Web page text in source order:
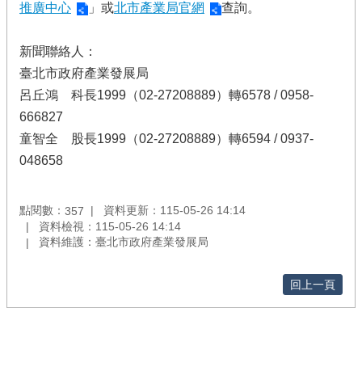
推廣中心
」或北市產業局官網 查詢。
新聞聯絡人：
臺北市政府產業發展局
呂丘鴻 科長1999（02-27208889）轉6578 / 0958-
666827
童智全 股長1999（02-27208889）轉6594 / 0937-
048658
點閱數： 357
資料更新：115-05-26 14:14
資料檢視：115-05-26 14:14
資料維護：臺北市政府產業發展局
回上一頁